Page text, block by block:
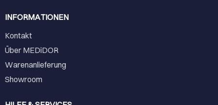
INFORMATIONEN
Kontakt
Über MEDiDOR
Warenanlieferung
Showroom